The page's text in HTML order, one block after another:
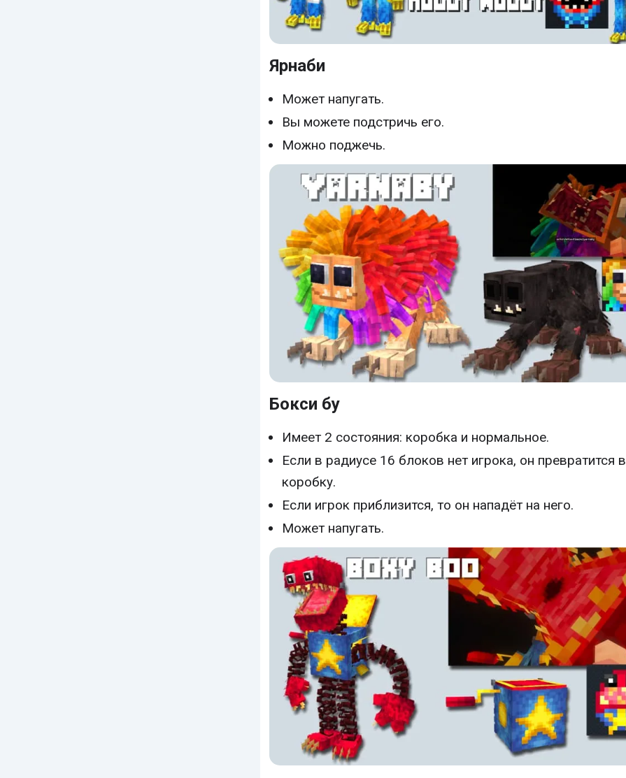
Ярнаби
Может напугать.
Вы можете подстричь его.
Можно поджечь.
Бокси бу
Имеет 2 состояния: коробка и нормальное.
Если в радиусе 16 блоков нет игрока, он превратится в
коробку.
Если игрок приблизится, то он нападёт на него.
Может напугать.